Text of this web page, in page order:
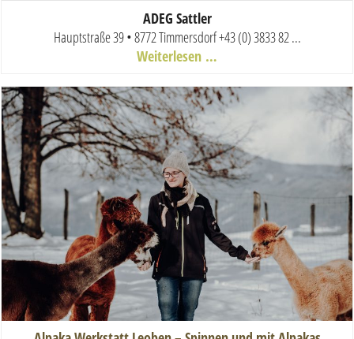
ADEG Sattler
Hauptstraße 39 • 8772 Timmersdorf+43 (0) 3833 82 ...
Weiterlesen …